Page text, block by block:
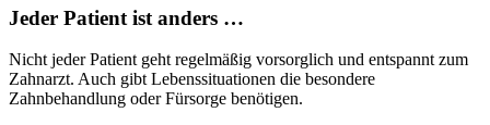
Jeder Patient ist anders …
Nicht jeder Patient geht regelmäßig vorsorglich und entspannt zum
Zahnarzt. Auch gibt Lebenssituationen die besondere
Zahnbehandlung oder Fürsorge benötigen.